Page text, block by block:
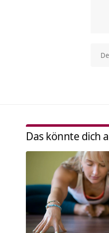
Das könnte dich